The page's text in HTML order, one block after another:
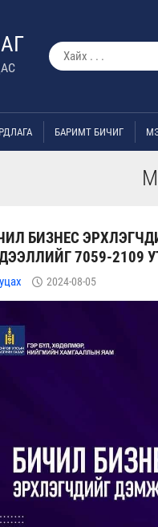
БАРИМТ БИЧИГ
БИЗНЕС
7059-2109
2024-08-05